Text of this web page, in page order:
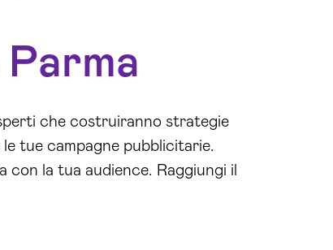
che costruiranno strategie
tue campagne pubblicitarie.
la tua audience. Raggiungi il